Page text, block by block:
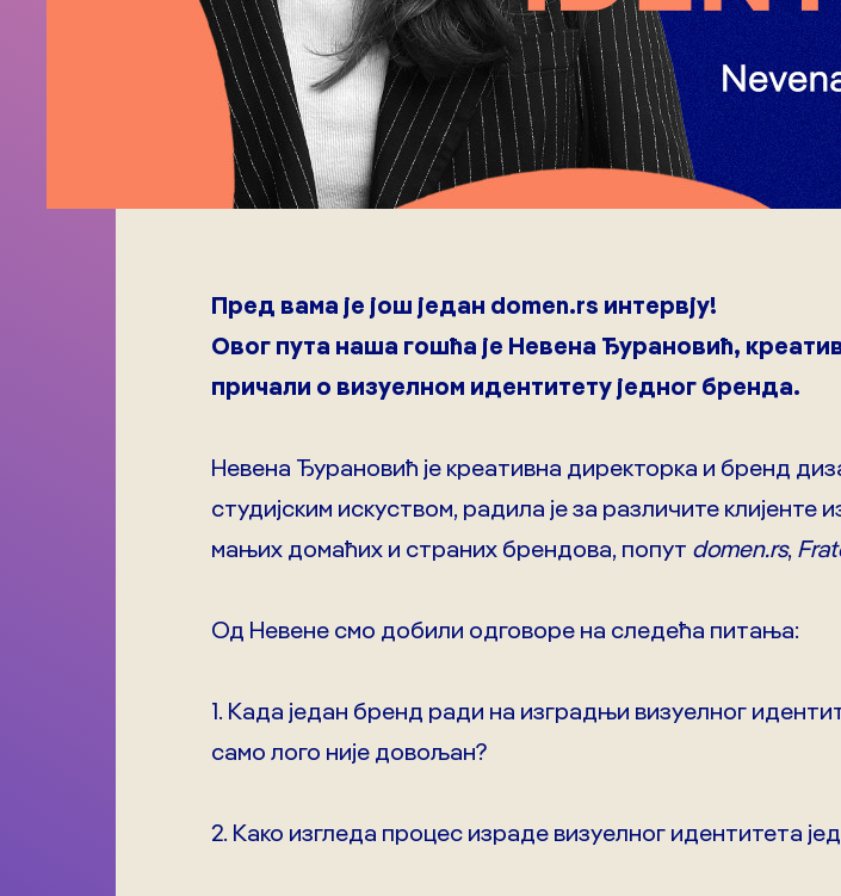
Пред вама је још један domen.rs интервју!
Овог пута наша гошћа је Невена Ђурановић,
причали о визуелном идентитету једног бренда.
Невена Ђурановић је креативна директорка и бренд
студијским искуством, радила је за различите клијенте
мањих домаћих и страних брендова, попут domen.rs,
Од Невене смо добили одговоре на следећа питања:
1. Када један бренд ради на изградњи визуелног
само лого није довољан?
2. Како изгледа процес израде визуелног идентитета